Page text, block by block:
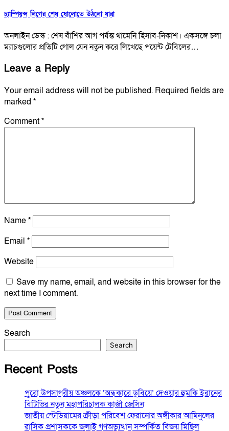
চ্যাম্পিয়ন্স লিগের শেষ ষোলোতে উঠলো যারা
অনলাইন ডেস্ক : শেষ বাঁশির আগ পর্যন্ত থামেনি হিসাব-নিকাশ। একসঙ্গে চলা
ম্যাচগুলোর প্রতিটি গোল যেন নতুন করে লিখেছে পয়েন্ট টেবিলের…
Leave a Reply
Your email address will not be published. Required fields are
marked *
Comment*
Name*
Email *
Website
Save my name, email, and website in this browser for the
next time I comment.
Search
Search
Recent Posts
পুরো উপসাগরীয় অঞ্চলকে ‘অন্ধকারে ডুবিয়ে’ দেওয়ার হুমকি ইরানের
বিটিভির নতুন মহাপরিচালক কাজী জেসিন
জাতীয় স্টেডিয়ামের ক্রীড়া পরিবেশ ফেরানোর অঙ্গীকার আমিনুলের
রাসিক প্রশাসককে জুলাই গণঅভ্যুত্থান সম্পর্কিত বিজয় মিছিল